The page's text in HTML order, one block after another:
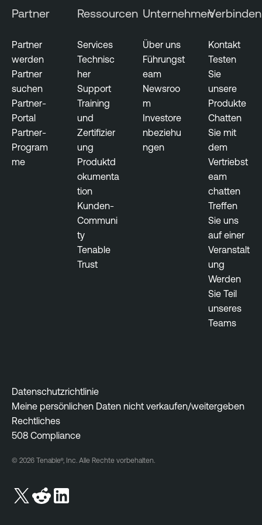
Partner
Partner
werden
Partner
suchen
Partner-
Portal
Partner-
Program
me
Ressourcen
Services
Technisc
her
Support
Training
und
Zertifizier
ung
Produktd
okumenta
tion
Kunden-
Communi
ty
Tenable
Trust
Unternehmen
Über uns
Führungst
eam
Newsroo
m
Investore
nbeziehu
ngen
Verbinden
Kontakt
Testen
Sie
unsere
Produkte
Chatten
Sie mit
dem
Vertriebst
eam
chatten
Treffen
Sie uns
auf einer
Veranstalt
ung
Werden
Sie Teil
unseres
Teams
Datenschutzrichtlinie
Meine persönlichen Daten nicht verkaufen/weitergeben
Rechtliches
508 Compliance
© 2026 Tenable®, Inc. Alle Rechte vorbehalten.